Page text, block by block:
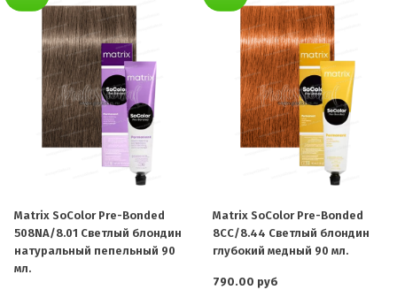
Matrix SoColor Pre-Bonded
508NA/8.01 Светлый блондин
натуральный пепельный 90
мл.
Matrix SoColor Pre-Bonded
8CC/8.44 Светлый блондин
глубокий медный 90 мл.
790.00 руб